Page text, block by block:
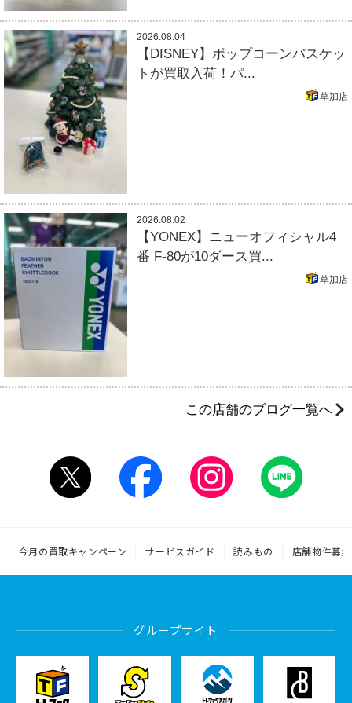
2026.08.04
【DISNEY】ポップコーンバスケッ
トが買取入荷！パ...
草加店
2026.08.02
【YONEX】ニューオフィシャル4
番 F-80が10ダース買...
草加店
この店舗のブログ一覧へ
今月の買取キャンペーン サービスガイド 読みもの 店舗物件募集
グループサイト